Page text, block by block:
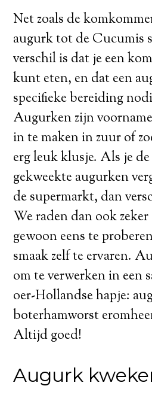
Net zoals de
augurk tot de Cucumis
verschil is dat je een
kunt eten, en dat een
specifieke bereiding
Augurken zijn
in te maken in zuur of
erg leuk klusje. Als je
gekweekte augurken
de supermarkt, dan
We raden dan ook
gewoon eens te
smaak zelf te ervaren.
om te verwerken in een
oer-Hollandse hapje:
boterhamworst
Altijd goed!
Augurk